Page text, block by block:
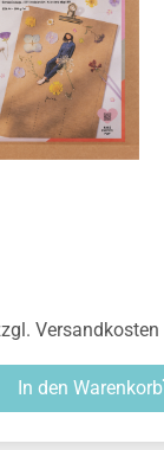
Versandkosten
In den Warenkorb